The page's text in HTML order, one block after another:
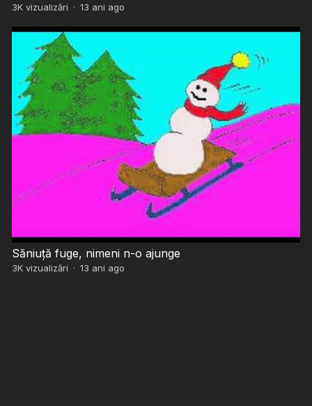
3Kvizualizări · 13 ani ago
Săniuță fuge, nimeni n-o ajunge
3Kvizualizări · 13 ani ago